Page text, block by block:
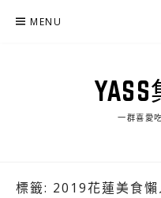
MENU
一群喜愛
標籤: 2019花蓮美食懶